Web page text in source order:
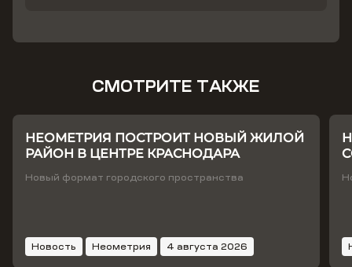
СМОТРИТЕ ТАКЖЕ
Новость Неометрия 4 августа 2026
НЕОМЕТРИЯ ПОСТРОИТ НОВЫЙ ЖИЛОЙ
РАЙОН В ЦЕНТРЕ КРАСНОДАРА
Новый формат городского пространства